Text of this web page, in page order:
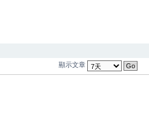
顯示文章